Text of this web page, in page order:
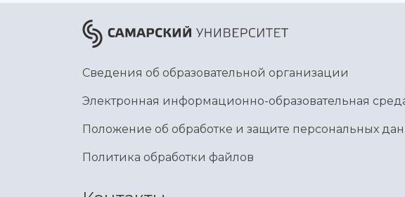
Сведения об образовательной организации
Электронная информационно-образовательная
Положение об обработке и защите персональных
Политика обработки файлов